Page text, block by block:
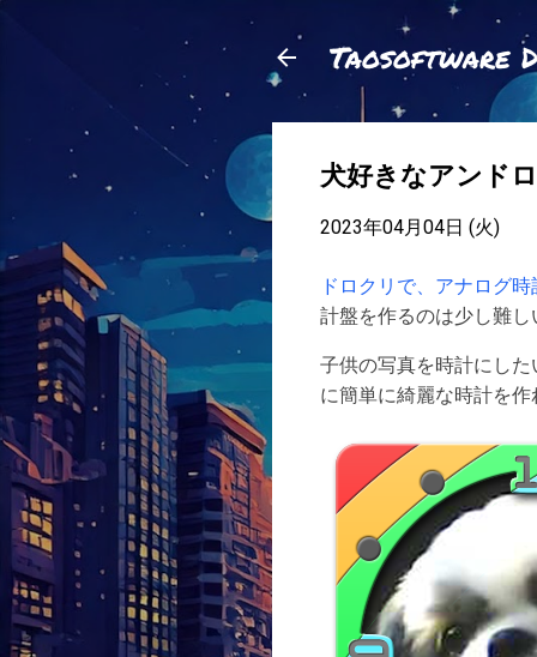
Taosoftware
犬好きなアンド
2023年04月04日 (火)
ドロクリで、アナログ時
計盤を作るのは少し難し
子供の写真を時計にし
に簡単に綺麗な時計を